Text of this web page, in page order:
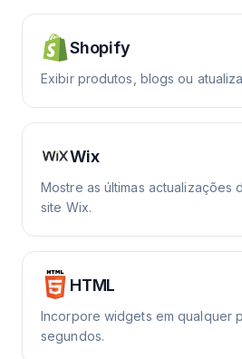
Shopify
Exibir produtos, blogs ou
Wix
Mostre as últimas actualizações
site Wix.
HTML
Incorpore widgets em qualquer
segundos.